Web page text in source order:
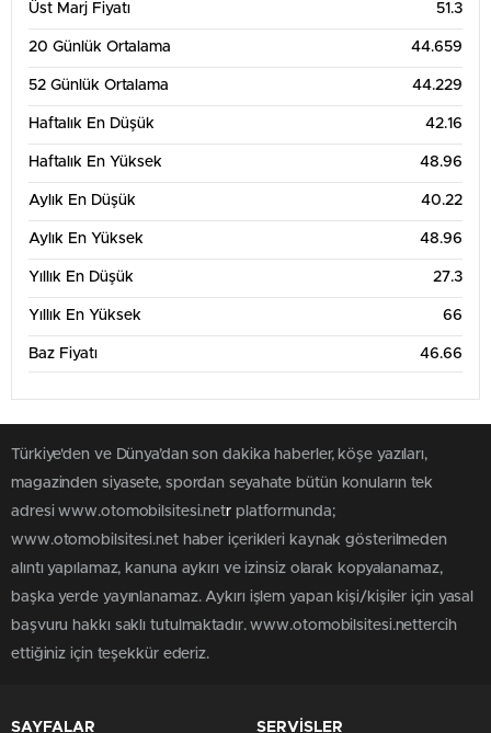
Üst Marj Fiyatı 51.3
20 Günlük Ortalama 44.659
52 Günlük Ortalama 44.229
Haftalık En Düşük 42.16
Haftalık En Yüksek 48.96
Aylık En Düşük 40.22
Aylık En Yüksek 48.96
Yıllık En Düşük 27.3
Yıllık En Yüksek 66
Baz Fiyatı 46.66
Türkiye'den ve Dünya’dan son dakika haberler, köşe yazıları,
magazinden siyasete, spordan seyahate bütün konuların tek
adresi www.otomobilsitesi.netr platformunda;
www.otomobilsitesi.net haber içerikleri kaynak gösterilmeden
alıntı yapılamaz, kanuna aykırı ve izinsiz olarak kopyalanamaz,
başka yerde yayınlanamaz. Aykırı işlem yapan kişi/kişiler için yasal
başvuru hakkı saklı tutulmaktadır. www.otomobilsitesi.nettercih
ettiğiniz için teşekkür ederiz.
SAYFALAR SERVİSLER